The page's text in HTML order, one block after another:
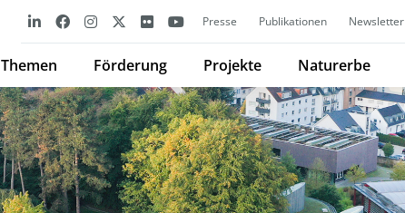
Presse Publikationen Newsletter
Themen Förderung Projekte Naturerbe